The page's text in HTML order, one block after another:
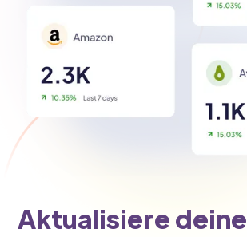
Aktualisiere deine